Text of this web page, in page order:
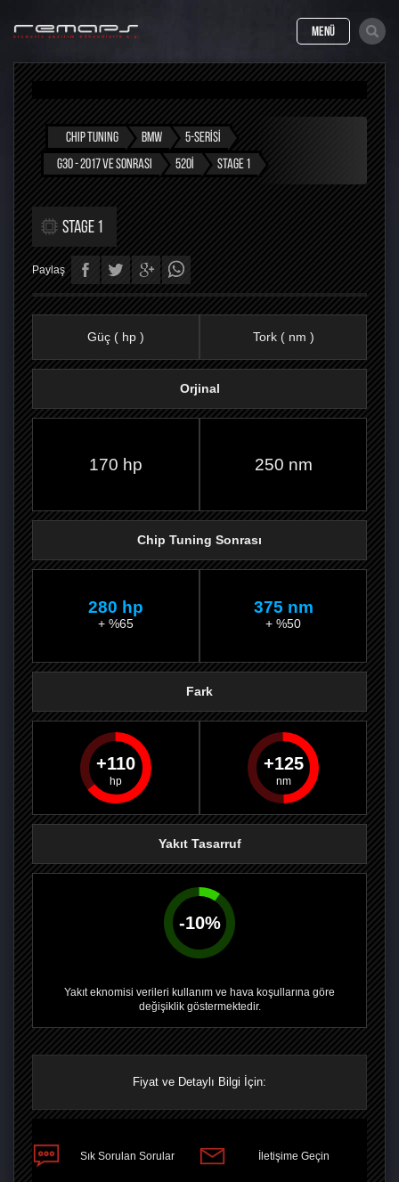
MENÜ
CHIP TUNING BMW
5-SERISI
G30 - 2017 VE SONRASI
520I STAGE 1
STAGE 1
Paylaş
PAYLAŞPAYLAŞPLUS'TA
Güç ( hp ) Tork ( nm )
Orjinal
170 hp 250 nm
Chip Tuning Sonrası
280 hp
+ %65
375 nm
+ %50
Fark
110 125
Yakıt Tasarruf
-10%
Yakıt eknomisi verileri kullanım ve hava koşullarına göre
değişiklik göstermektedir.
Fiyat ve Detaylı Bilgi İçin:
Sık Sorulan Sorular İletişime Geçin